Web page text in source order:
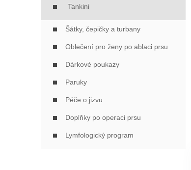
Tankini
Šátky, čepičky a turbany
Oblečení pro ženy po ablaci prsu
Dárkové poukazy
Paruky
Péče o jizvu
Doplňky po operaci prsu
Lymfologický program